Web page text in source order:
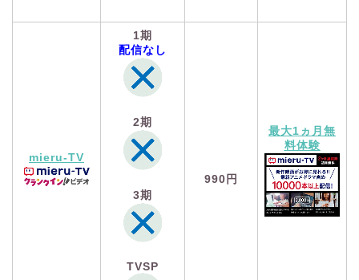
mieru-TV
1期
配信なし
2期
3期
TVSP
990円
最大1ヵ月無
料体験